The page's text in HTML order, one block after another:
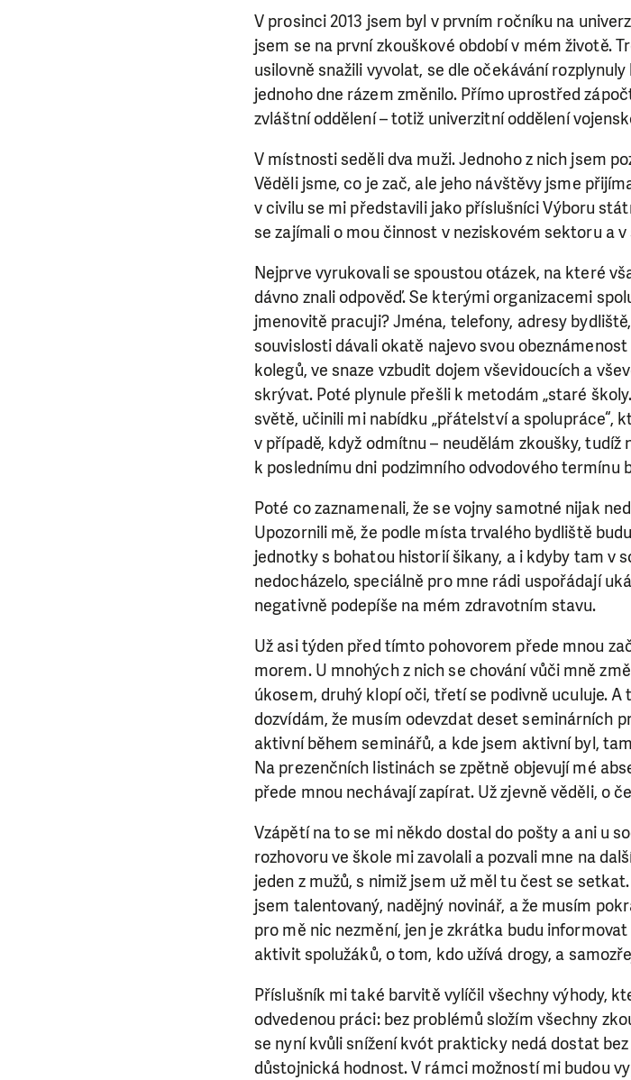
V prosinci 2013 jsem byl v prvním ročníku na
jsem se na první zkouškové období v mém životě.
usilovně snažili vyvolat, se dle očekávání
jednoho dne rázem změnilo. Přímo uprostřed
zvláštní oddělení – totiž univerzitní oddělení
V místnosti seděli dva muži. Jednoho z nich jsem
Věděli jsme, co je zač, ale jeho návštěvy jsme
v civilu se mi představili jako příslušníci Výboru
se zajímali o mou činnost v neziskovém sektoru a
Nejprve vyrukovali se spoustou otázek, na které
dávno znali odpověď. Se kterými organizacemi
jmenovitě pracuji? Jména, telefony, adresy
souvislosti dávali okatě najevo svou
kolegů, ve snaze vzbudit dojem vševidoucích a
skrývat. Poté plynule přešli k metodám „staré
světě, učinili mi nabídku „přátelství a spolupráce“,
v případě, když odmítnu – neudělám zkoušky,
k poslednímu dni podzimního odvodového termínu
Poté co zaznamenali, že se vojny samotné nijak
Upozornili mě, že podle místa trvalého bydliště
jednotky s bohatou historií šikany, a i kdyby tam v
nedocházelo, speciálně pro mne rádi uspořádají
negativně podepíše na mém zdravotním stavu.
Už asi týden před tímto pohovorem přede mnou
morem. U mnohých z nich se chování vůči mně
úkosem, druhý klopí oči, třetí se podivně uculuje.
dozvídám, že musím odevzdat deset seminárních
aktivní během seminářů, a kde jsem aktivní byl,
Na prezenčních listinách se zpětně objevují mé
přede mnou nechávají zapírat. Už zjevně věděli, o
Vzápětí na to se mi někdo dostal do pošty a ani u
rozhovoru ve škole mi zavolali a pozvali mne na
jeden z mužů, s nimiž jsem už měl tu čest se
jsem talentovaný, nadějný novinář, a že musím
pro mě nic nezmění, jen je zkrátka budu
aktivit spolužáků, o tom, kdo užívá drogy, a
Příslušník mi také barvitě vylíčil všechny výhody,
odvedenou práci: bez problémů složím všechny
se nyní kvůli snížení kvót prakticky nedá dostat
důstojnická hodnost. V rámci možností mi budou